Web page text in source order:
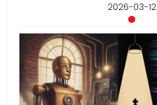
2026-03-12